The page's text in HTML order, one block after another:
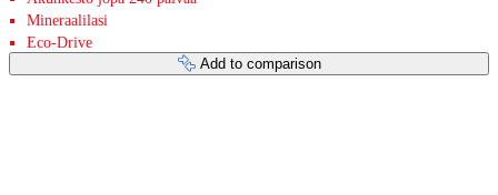
Mineraalilasi
Eco-Drive
Add to comparison